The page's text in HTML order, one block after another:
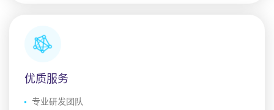
优质服务
专业研发团队